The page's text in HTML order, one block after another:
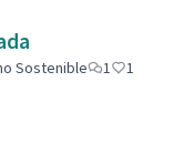
Sostenible 1
1